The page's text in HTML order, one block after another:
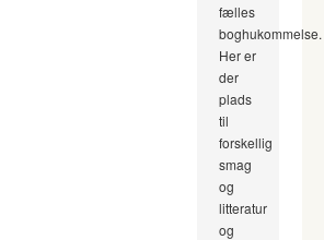
fælles
boghukommelse.
Her er
der
plads
til
forskellig
smag
og
litteratur
og